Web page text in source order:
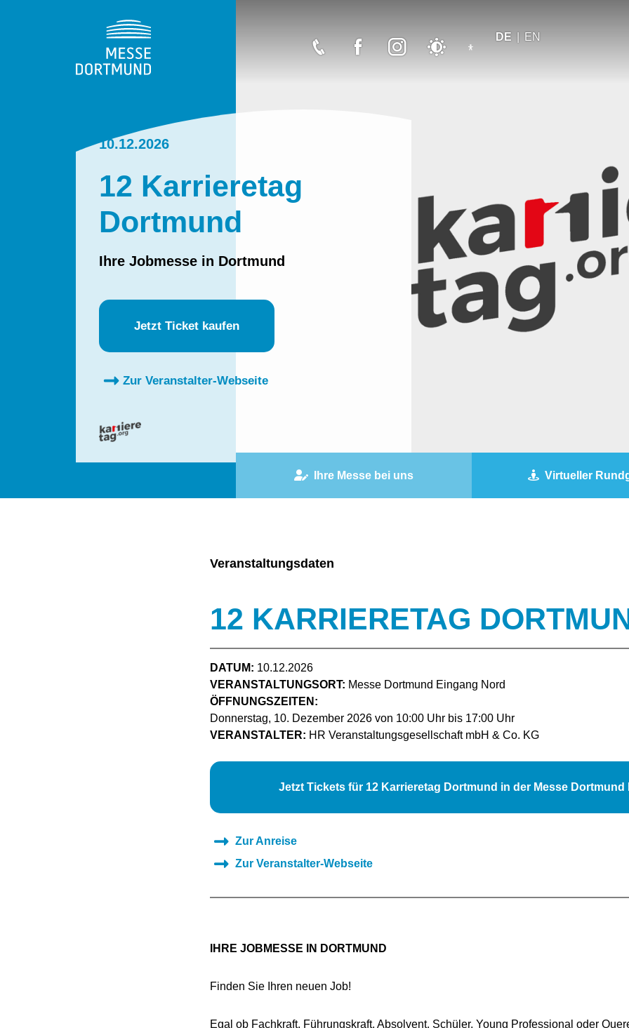
Messe Dortmund Telefon
Messe Dortmund Facebook
Messe Dortmund Instagram
Schalter Nachtmodus
DE EN
10.12.2026
12 Karrieretag
Dortmund
Ihre Jobmesse in Dortmund
Jetzt Ticket kaufen
Zur Veranstalter-Webseite
Ihre Messe bei uns Virtueller
Veranstaltungsdaten
12 KARRIERETAG
DATUM: 10.12.2026
VERANSTALTUNGSORT: Messe Dortmund Eingang Nord
ÖFFNUNGSZEITEN:
Donnerstag, 10. Dezember 2026 von 10:00 Uhr bis 17:00 Uhr
VERANSTALTER: HR Veranstaltungsgesellschaft mbH & Co. KG
Jetzt Tickets für 12 Karrieretag Dortmund in der Messe Dortmund
Zur Anreise
Zur Veranstalter-Webseite
IHRE JOBMESSE IN DORTMUND
Finden Sie Ihren neuen Job!
Egal ob Fachkraft, Führungskraft, Absolvent, Schüler, Young Professional oder